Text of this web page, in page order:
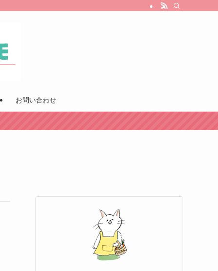
お問い合わせ